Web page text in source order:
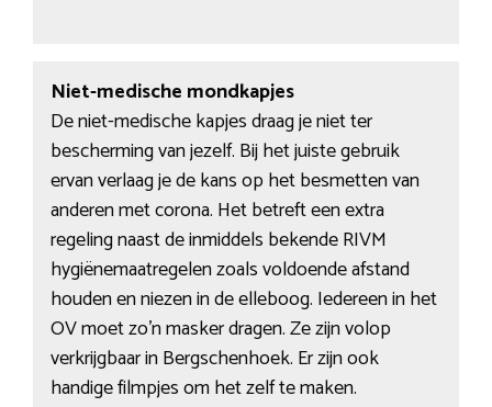
Niet-medische mondkapjes
De niet-medische kapjes draag je niet ter
bescherming van jezelf. Bij het juiste gebruik
ervan verlaag je de kans op het besmetten van
anderen met corona. Het betreft een extra
regeling naast de inmiddels bekende RIVM
hygiënemaatregelen zoals voldoende afstand
houden en niezen in de elleboog. Iedereen in het
OV moet zo’n masker dragen. Ze zijn volop
verkrijgbaar in Bergschenhoek. Er zijn ook
handige filmpjes om het zelf te maken.